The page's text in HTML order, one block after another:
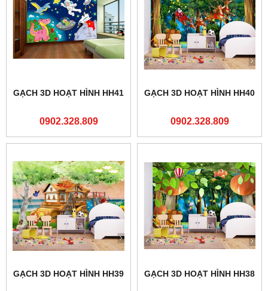
GẠCH 3D HOẠT HÌNH HH41
0902.328.809
GẠCH 3D HOẠT HÌNH HH40
0902.328.809
GẠCH 3D HOẠT HÌNH HH39 GẠCH 3D HOẠT HÌNH HH38